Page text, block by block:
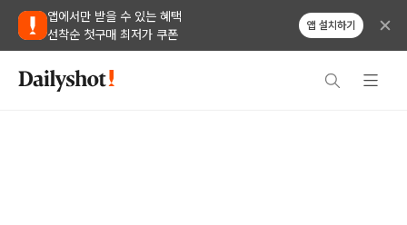
앱에서만 받을 수 있는 혜택
선착순 첫구매 최저가 쿠폰
앱 설치하기